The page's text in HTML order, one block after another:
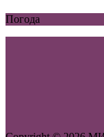
Погода